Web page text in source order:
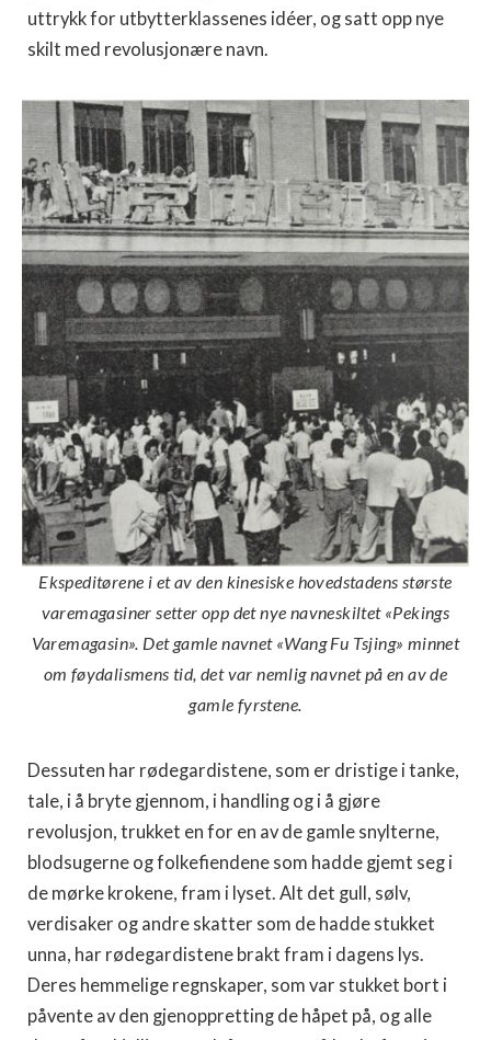
uttrykk for utbytterklassenes idéer, og satt opp nye
skilt med revolusjonære navn.
Ekspeditørene i et av den kinesiske hovedstadens største
varemagasiner setter opp det nye navneskiltet «Pekings
Varemagasin». Det gamle navnet «Wang Fu Tsjing» minnet
om føydalismens tid, det var nemlig navnet på en av de
gamle fyrstene.
Dessuten har rødegardistene, som er dristige i tanke,
tale, i å bryte gjennom, i handling og i å gjøre
revolusjon, trukket en for en av de gamle snylterne,
blodsugerne og folkefiendene som hadde gjemt seg i
de mørke krokene, fram i lyset. Alt det gull, sølv,
verdisaker og andre skatter som de hadde stukket
unna, har rødegardistene brakt fram i dagens lys.
Deres hemmelige regnskaper, som var stukket bort i
påvente av den gjenoppretting de håpet på, og alle